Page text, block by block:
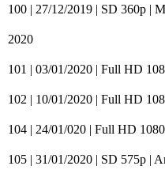
100 | 27/12/2019 | SD 360p |
2020
101 | 03/01/2020 | Full HD
102 | 10/01/2020 | Full HD
104 | 24/01/020 | Full HD
105 | 31/01/2020 | SD 575p |